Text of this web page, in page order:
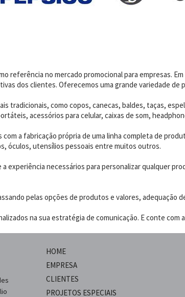
referência no mercado promocional para empresas.
dos clientes. Oferecemos uma grande variedade
tradicionais, como copos, canecas, baldes, taças,
acessórios para celular, caixas de som,
a fabricação própria de uma linha completa de
óculos, utensílios pessoais entre muitos outros.
experiência necessários para personalizar qualquer
pelas opções de produtos e valores, adequação
na sua estratégia de comunicação. E conte com
HOME
EMPRESA
CLIENTES
PROJETOS ESPECIAIS